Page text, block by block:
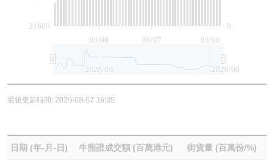
08/06 06/07 03/08
0
21600
2026/06 2026/08
最後更新時間: 2026-08-07 16:35
日期 (年-月-日) 牛熊證成交額 (百萬港元) 街貨量 (百萬份/%)